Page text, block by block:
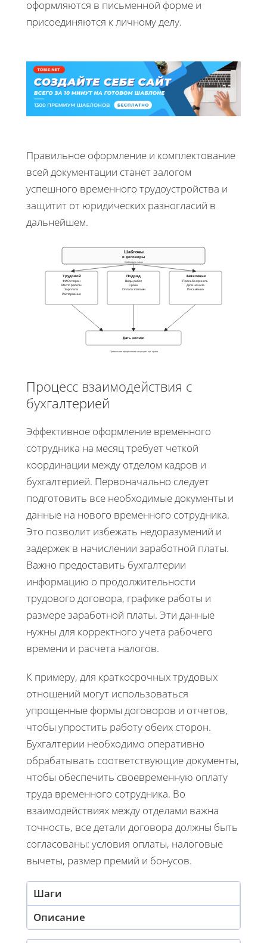
оформляются в письменной форме и
присоединяются к личному делу.
Правильное оформление и комплектование
всей документации станет залогом
успешного временного трудоустройства и
защитит от юридических разногласий в
дальнейшем.
Шаблоны
и договоры
Соблюдать закон
Трудовой
ФИО сторон
Место работы
Зарплата
Расторжение
Подряд
Виды работ
Сроки
Оплата этапами
Заявление
Просьба принять
Дата начала
Письменно
Дать копию
Правильное оформление защищает юр. права
Процесс взаимодействия с
бухгалтерией
Эффективное оформление временного
сотрудника на месяц требует четкой
координации между отделом кадров и
бухгалтерией. Первоначально следует
подготовить все необходимые документы и
данные на нового временного сотрудника.
Это позволит избежать недоразумений и
задержек в начислении заработной платы.
Важно предоставить бухгалтерии
информацию о продолжительности
трудового договора, графике работы и
размере заработной платы. Эти данные
нужны для корректного учета рабочего
времени и расчета налогов.
К примеру, для краткосрочных трудовых
отношений могут использоваться
упрощенные формы договоров и отчетов,
чтобы упростить работу обеих сторон.
Бухгалтерии необходимо оперативно
обрабатывать соответствующие документы,
чтобы обеспечить своевременную оплату
труда временного сотрудника. Во
взаимодействиях между отделами важна
точность, все детали договора должны быть
согласованы: условия оплаты, налоговые
вычеты, размер премий и бонусов.
Шаги
Описание